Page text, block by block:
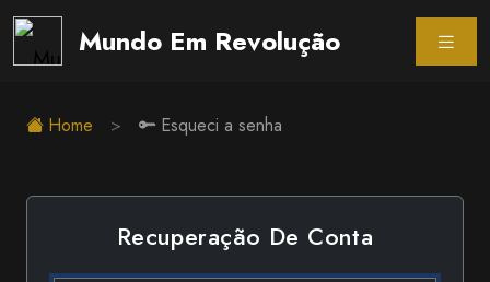
Mundo Em Revolução
Home Esqueci a senha
Recuperação De Conta